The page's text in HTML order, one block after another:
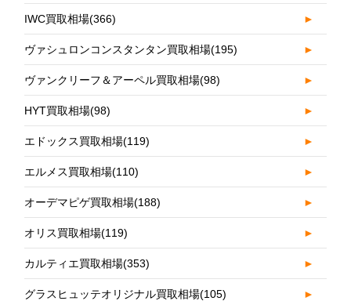
IWC買取相場(366) ►
ヴァシュロンコンスタンタン買取相場(195) ►
ヴァンクリーフ＆アーペル買取相場(98) ►
HYT買取相場(98) ►
エドックス買取相場(119) ►
エルメス買取相場(110) ►
オーデマピゲ買取相場(188) ►
オリス買取相場(119) ►
カルティエ買取相場(353) ►
グラスヒュッテオリジナル買取相場(105) ►